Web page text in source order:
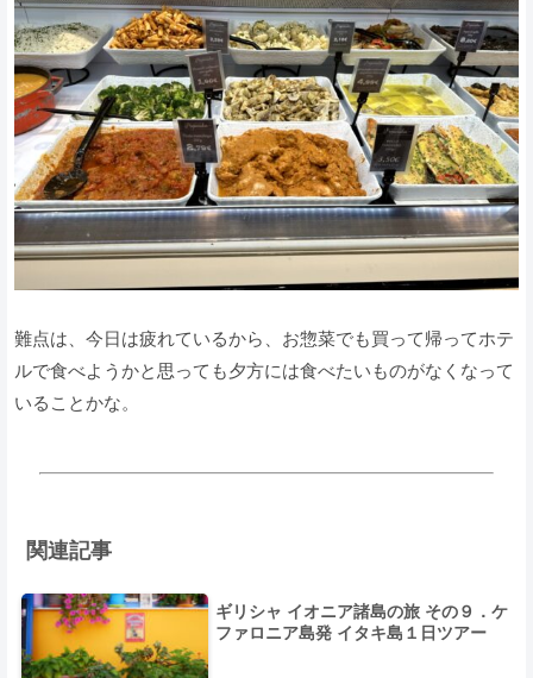
難点は、今日は疲れているから、お惣菜でも買って帰ってホテ
ルで食べようかと思っても夕方には食べたいものがなくなって
いることかな。
関連記事
ギリシャ イオニア諸島の旅 その９．ケ
ファロニア島発 イタキ島１日ツアー